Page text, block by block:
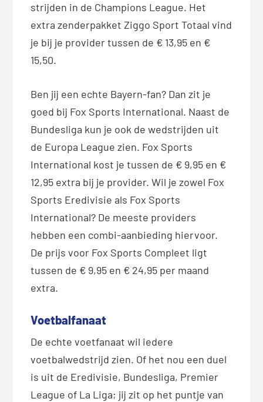
strijden in de Champions League. Het
extra zenderpakket Ziggo Sport Totaal vind
je bij je provider tussen de € 13,95 en €
15,50.
Ben jij een echte Bayern-fan? Dan zit je
goed bij Fox Sports International. Naast de
Bundesliga kun je ook de wedstrijden uit
de Europa League zien. Fox Sports
International kost je tussen de € 9,95 en €
12,95 extra bij je provider. Wil je zowel Fox
Sports Eredivisie als Fox Sports
International? De meeste providers
hebben een combi-aanbieding hiervoor.
De prijs voor Fox Sports Compleet ligt
tussen de € 9,95 en € 24,95 per maand
extra.
Voetbalfanaat
De echte voetfanaat wil iedere
voetbalwedstrijd zien. Of het nou een duel
is uit de Eredivisie, Bundesliga, Premier
League of La Liga; jij zit op het puntje van